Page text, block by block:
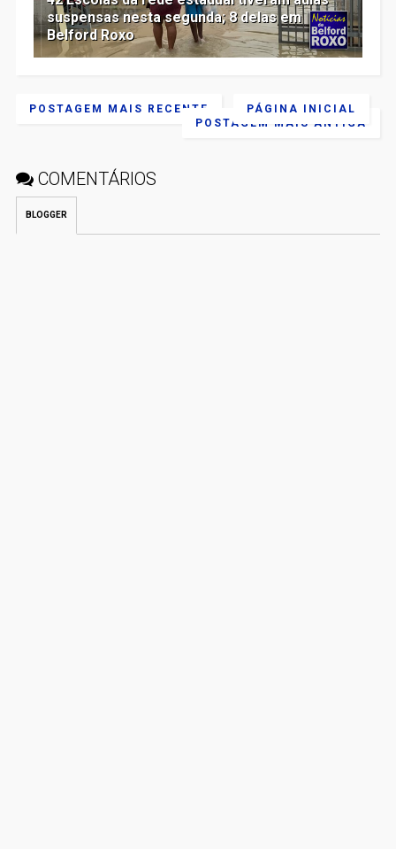
suspensas nesta segunda; 8 delas em
Belford Roxo
POSTAGEM MAIS RECENTE
POSTAGEM MAIS ANTIGA
PÁGINA INICIAL
COMENTÁRIOS
BLOGGER